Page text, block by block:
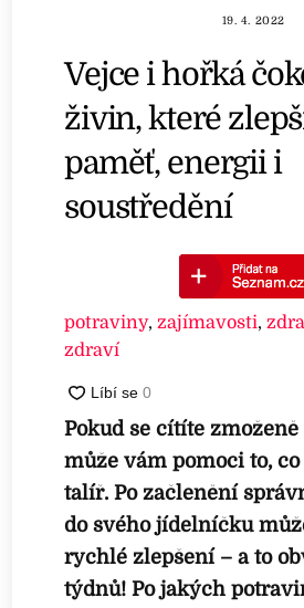
19. 4. 2022
Vejce i hořká
živin, které
paměť, energii i
soustředění
potraviny, zajímavosti,
zdraví
Pokud se cítíte zmoženě
může vám pomoci to,
talíř. Po začlenění
do svého jídelníčku
rychlé zlepšení – a to
týdnů! Po jakých